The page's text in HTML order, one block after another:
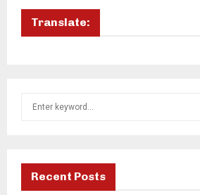
Translate:
f
Recent Posts